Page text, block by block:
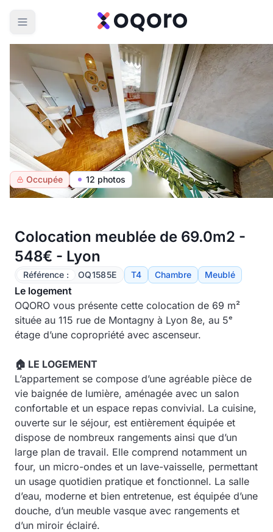
Occupée 12 photos
Colocation meublée de 69.0m2 -
548€ - Lyon
Référence : OQ1585E T4 Chambre Meublé
Le logement
OQORO vous présente cette colocation de 69 m²
située au 115 rue de Montagny à Lyon 8e, au 5ᵉ
étage d’une copropriété avec ascenseur.
🏠 LE LOGEMENT
L’appartement se compose d’une agréable pièce de
vie baignée de lumière, aménagée avec un salon
confortable et un espace repas convivial. La cuisine,
ouverte sur le séjour, est entièrement équipée et
dispose de nombreux rangements ainsi que d’un
large plan de travail. Elle comprend notamment un
four, un micro-ondes et un lave-vaisselle, permettant
un usage quotidien pratique et fonctionnel. La salle
d’eau, moderne et bien entretenue, est équipée d’une
douche, d’un meuble vasque avec rangements et
d’un miroir éclairé.